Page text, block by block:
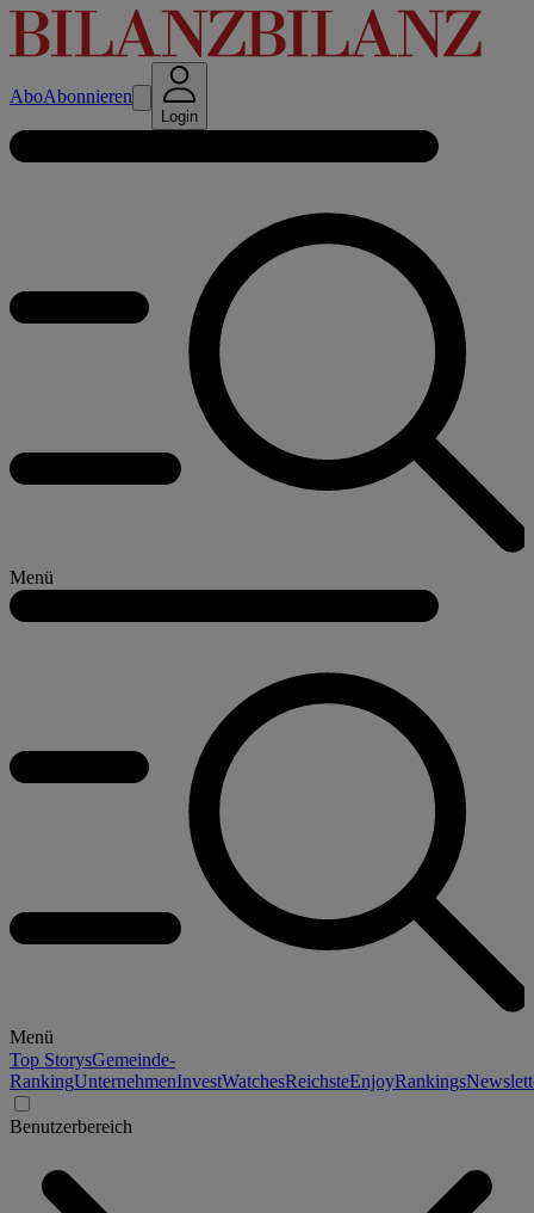
AboAbonnieren
Login
Menü
Menü
Top StorysGemeinde-
RankingUnternehmenInvestWatchesReichsteEnjoyRankings
Benutzerbereich